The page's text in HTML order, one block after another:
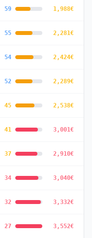
59 1,988€
55 2,281€
54 2,424€
52 2,289€
45 2,538€
41 3,001€
37 2,910€
34 3,040€
32 3,332€
27 3,552€